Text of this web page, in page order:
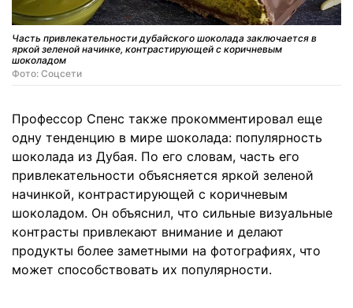
Часть привлекательности дубайского шоколада заключается в
яркой зеленой начинке, контрастирующей с коричневым
шоколадом
Фото: Соцсети
Профессор Спенс также прокомментировал еще
одну тенденцию в мире шоколада: популярность
шоколада из Дубая. По его словам, часть его
привлекательности объясняется яркой зеленой
начинкой, контрастирующей с коричневым
шоколадом. Он объяснил, что сильные визуальные
контрасты привлекают внимание и делают
продукты более заметными на фотографиях, что
может способствовать их популярности.